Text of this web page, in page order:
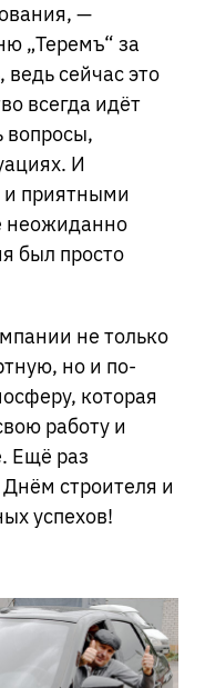
—
„Теремъ“ за
сейчас это
всегда идёт
вопросы,
И
приятными
неожиданно
был просто
не только
но и по-
которая
работу и
Ещё раз
строителя и
успехов!